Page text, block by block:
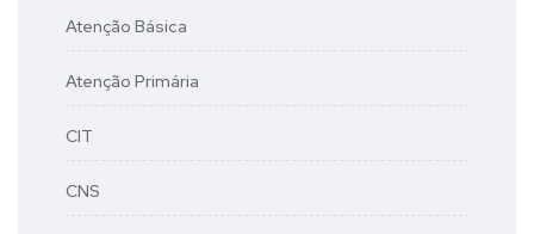
Atenção Básica
Atenção Primária
CIT
CNS